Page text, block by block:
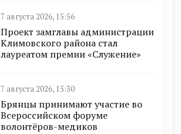
7 августа 2026, 15:56
Проект замглавы администрации
Климовского района стал
лауреатом премии «Служение»
7 августа 2026, 15:30
Брянцы принимают участие во
Всероссийском форуме
волонтёров-медиков